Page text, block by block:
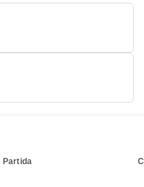
Partida